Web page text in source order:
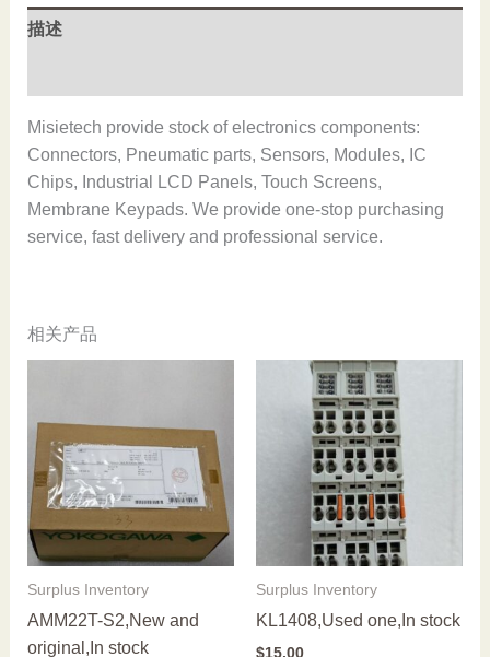
数
描述
Misietech provide stock of electronics components:
Connectors, Pneumatic parts, Sensors, Modules, IC
Chips, Industrial LCD Panels, Touch Screens,
Membrane Keypads. We provide one-stop purchasing
service, fast delivery and professional service.
相关产品
Surplus Inventory
AMM22T-S2,New and
original,In stock
Surplus Inventory
KL1408,Used one,In stock
$15.00